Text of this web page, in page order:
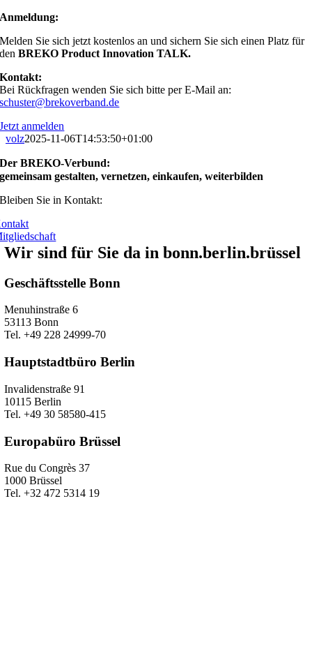
Anmeldung:
Melden Sie sich jetzt kostenlos an und sichern Sie sich einen Platz für
denBREKO Product Innovation TALK.
Kontakt:
Bei Rückfragen wenden Sie sich bitte per E-Mail an:
schuster@brekoverband.de
Jetzt anmelden
volz2025-11-06T14:53:50+01:00
Der BREKO-Verbund:
gemeinsam gestalten, vernetzen, einkaufen, weiterbilden
Bleiben Sie in Kontakt:
Wir sind für Sie da in bonn.berlin.brüssel
Geschäftsstelle Bonn
Menuhinstraße 6
53113 Bonn
Tel. +49 228 24999-70
Hauptstadtbüro Berlin
Invalidenstraße 91
10115 Berlin
Tel. +49 30 58580-415
Europabüro Brüssel
Rue du Congrès 37
1000 Brüssel
Tel. +32 472 5314 19